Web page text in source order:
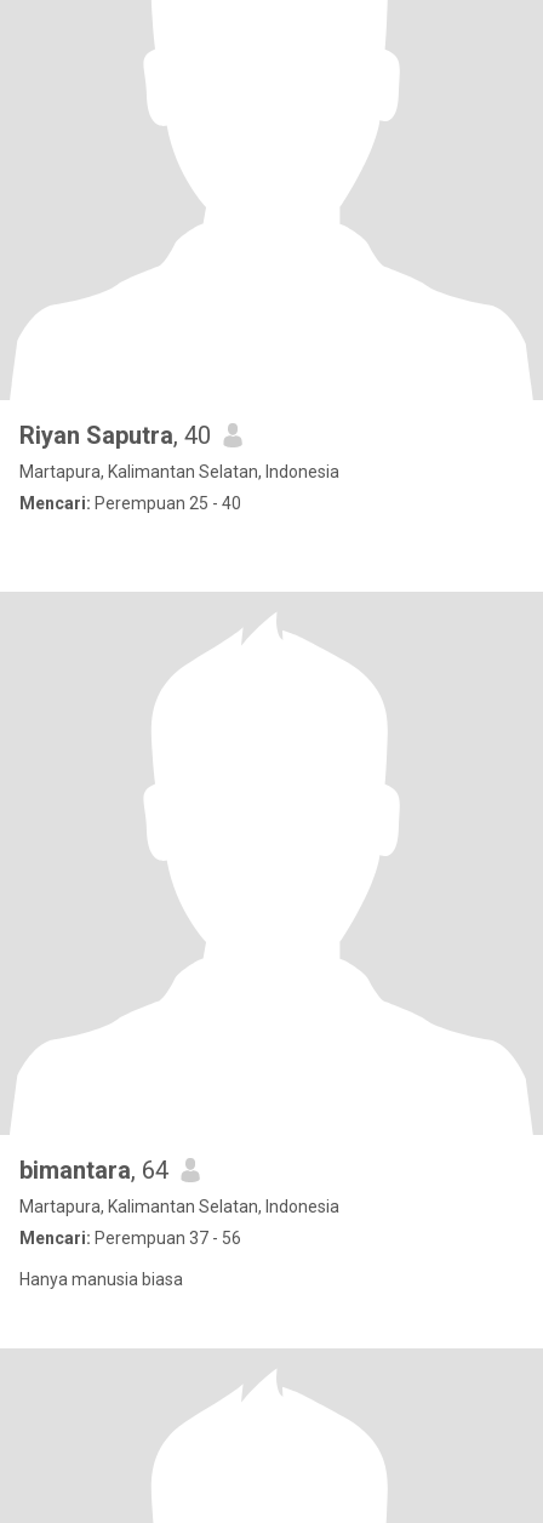
Riyan Saputra, 40
Martapura, Kalimantan Selatan, Indonesia
Mencari: Perempuan 25 - 40
bimantara, 64
Martapura, Kalimantan Selatan, Indonesia
Mencari: Perempuan 37 - 56
Hanya manusia biasa